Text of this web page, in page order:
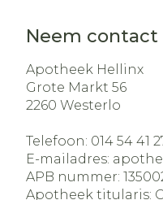
Neem
Apotheek Hellinx
Grote Markt 56
2260 Westerlo
Telefoon: 014 54 41
E-mailadres:
APB nummer:
Apotheek titularis: